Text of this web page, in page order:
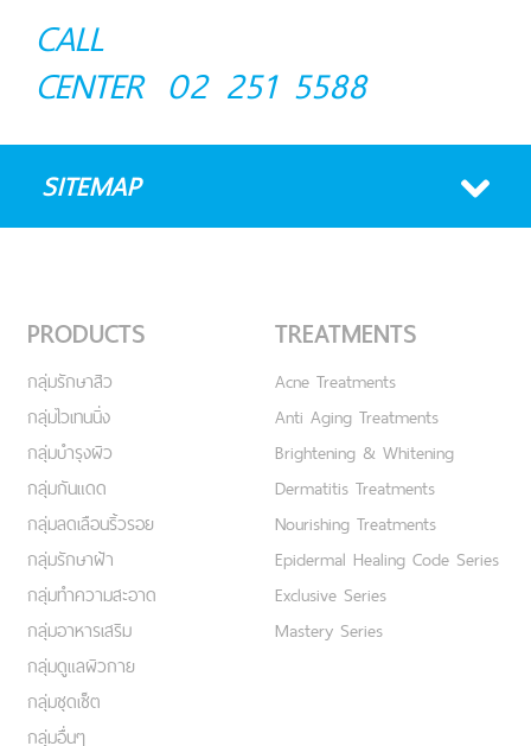
CALL
CENTER 02 251 5588
SITEMAP
PRODUCTS
กลุ่มรักษาสิว
กลุ่มไวเทนนิ่ง
กลุ่มบำรุงผิว
กลุ่มกันแดด
กลุ่มลดเลือนริ้วรอย
กลุ่มรักษาฝ้า
กลุ่มทำความสะอาด
กลุ่มอาหารเสริม
กลุ่มดูแลผิวกาย
กลุ่มชุดเซ็ต
กลุ่มอื่นๆ
TREATMENTS
Acne Treatments
Anti Aging Treatments
Brightening & Whitening
Dermatitis Treatments
Nourishing Treatments
Epidermal Healing Code Series
Exclusive Series
Mastery Series